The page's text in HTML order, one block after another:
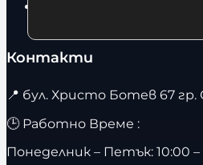
Контакти
📍 бул. Христо Ботев 67 гр.
🕒 Работно Време :
Понеделник – Петък: 10:00 –